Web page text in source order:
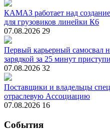
КАМАЗ работает над
для грузовиков линейки К6
07.08.2026 29
Первый карьерный самосвал
зарядкой за 25 минут
07.08.2026 32
Поставщики и владельцы
отраслевую Ассоциацию
07.08.2026 16
События